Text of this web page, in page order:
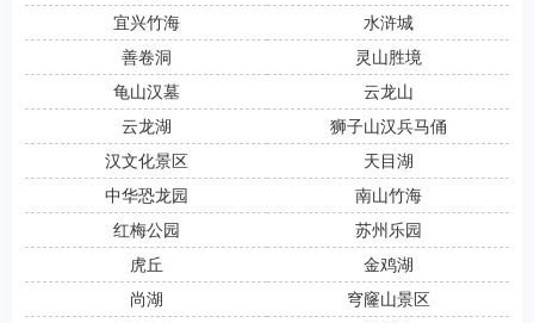
宜兴竹海
水浒城
善卷洞
灵山胜境
龟山汉墓
云龙山
云龙湖
狮子山汉兵马俑
汉文化景区
天目湖
中华恐龙园
南山竹海
红梅公园
苏州乐园
虎丘
金鸡湖
尚湖
穹窿山景区